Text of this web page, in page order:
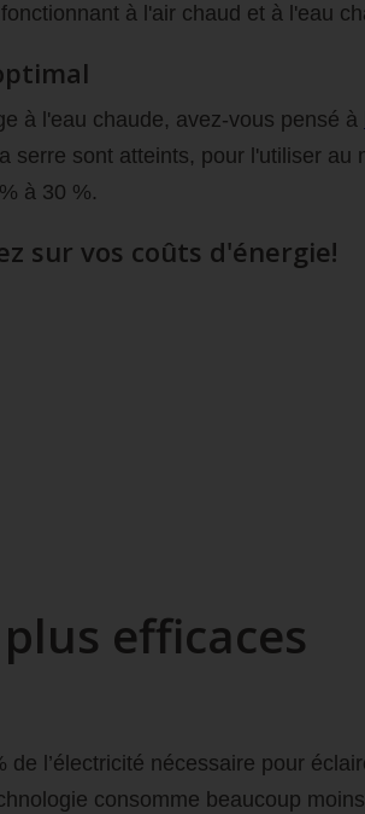
à l'air chaud et à l'eau
à l'eau chaude, avez-vous pensé à
sont atteints, pour l'utiliser au
à 30 %.
sur vos coûts d'énergie!
efficaces
l’électricité nécessaire pour
consomme beaucoup